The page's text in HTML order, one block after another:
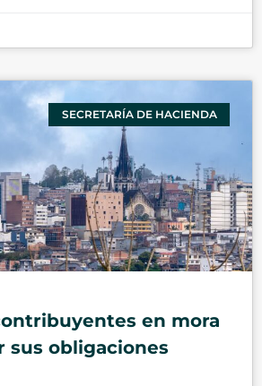
SECRETARÍA DE HACIENDA
en mora
sus obligaciones